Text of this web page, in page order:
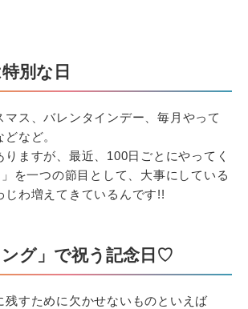
別な日
マス、バレンタインデー、毎月やって
など。
ますが、最近、100日ごとにやってく
を一つの節目として、大事にしている
じわ増えてきているんです!!
ング」で祝う記念日♡
残すために欠かせないものといえば